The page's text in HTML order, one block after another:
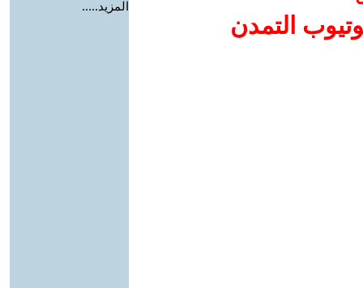
التمدن
المزيد.....